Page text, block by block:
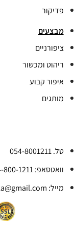
פדיקור
מבצעים
ציפורניים
ריהוט ומכשור
איפור קבוע
מותגים
טל. 054-8001211
וואטסאפ: 054-800-1211
מייל: stella.mika@gmail.com